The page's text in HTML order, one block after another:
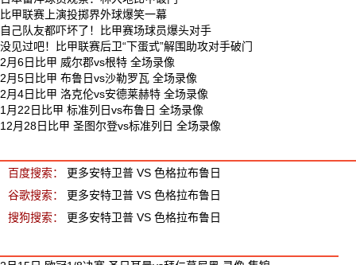
比甲联赛上演投掷界外球爆笑一幕
自己队友都吓坏了！比甲赛场球员爆头对手
没见过吧！比甲联赛后卫“下蛋式”解围助攻对手破门
2月6日比甲 威尔郡vs根特 全场录像
2月5日比甲 布鲁日vs沙勒罗瓦 全场录像
2月4日比甲 洛克伦vs安德莱赫特 全场录像
1月22日比甲 标准列日vs布鲁日 全场录像
12月28日比甲 圣图尔登vs标准列日 全场录像
百度搜索：
更多安特卫普 VS 色格拉布鲁日
谷歌搜索：
更多安特卫普 VS 色格拉布鲁日
搜狗搜索：
更多安特卫普 VS 色格拉布鲁日